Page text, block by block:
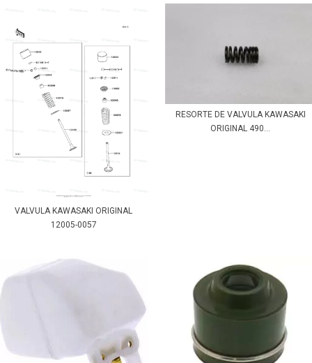
VALVULA KAWASAKI ORIGINAL
12005-0057
RESORTE DE VALVULA KAWASAKI
ORIGINAL 490...